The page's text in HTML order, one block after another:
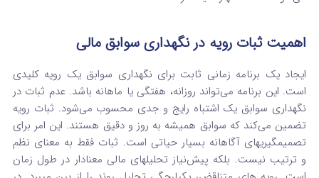
اهمیت ثبات رویه در نگهداری سوابق مالی
ایجاد یک برنامه زمانی ثابت برای نگهداری سوابق یک رویه کلیدی
است. این برنامه می‌تواند روزانه، هفتگی یا ماهانه باشد. عدم ثبات در
نگهداری سوابق یک اشتباه رایج و جدی محسوب می‌شود. ثبات رویه
تضمین می‌کند که سوابق همیشه به‌ روز و دقیق هستند. این امر برای
تصمیمگیریهای آگاهانه بسیار حیاتی است. ثبات فقط به معنای نظم
و ترتیب نیست. بلکه پیش‌نیاز تحلیلهای مالی معنادار در طول زمان